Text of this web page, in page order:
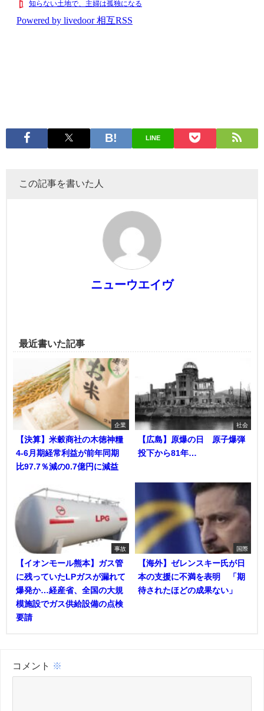
LINE
この記事を書いた人
ニューウエイヴ
最近書いた記事
企業
【決算】米穀商社の木徳神糧
4-6月期経常利益が前年同期
比97.7％減の0.7億円に減益
社会
【広島】原爆の日 原子爆弾
投下から81年…
事故
【イオンモール熊本】ガス管
に残っていたLPガスが漏れて
爆発か…経産省、全国の大規
模施設でガス供給設備の点検
要請
国際
【海外】ゼレンスキー氏が日
本の支援に不満を表明 「期
待されたほどの成果ない」
コメント ※